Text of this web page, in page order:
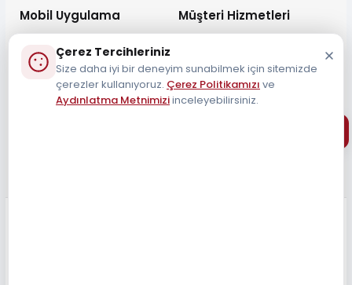
Mobil Uygulama Müşteri Hizmetleri
Müşteri Destek Hattı
Çerez Tercihleriniz
Size daha iyi bir deneyim sunabilmek için sitemizde
çerezler kullanıyoruz. Çerez Politikamızı ve
Aydınlatma Metnimiziinceleyebilirsiniz.